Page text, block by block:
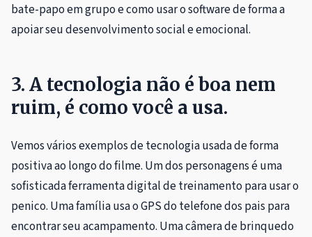
bate-papo em grupo e como usar o software de forma a
apoiar seu desenvolvimento social e emocional.
3. A tecnologia não é boa nem
ruim, é como você a usa.
Vemos vários exemplos de tecnologia usada de forma
positiva ao longo do filme. Um dos personagens é uma
sofisticada ferramenta digital de treinamento para usar o
penico. Uma família usa o GPS do telefone dos pais para
encontrar seu acampamento. Uma câmera de brinquedo